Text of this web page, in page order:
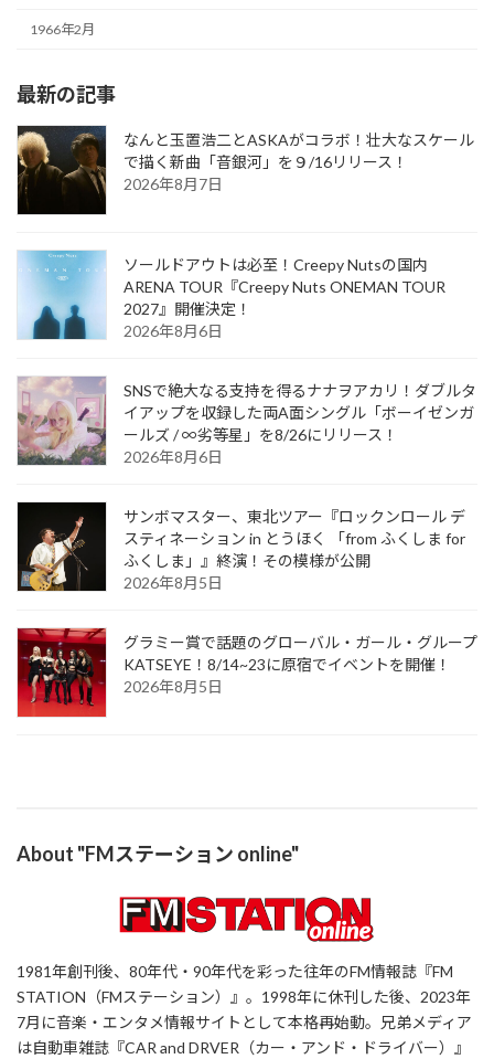
1966年2月
最新の記事
なんと玉置浩二とASKAがコラボ！壮大なスケール
で描く新曲「音銀河」を９/16リリース！
2026年8月7日
ソールドアウトは必至！Creepy Nutsの国内
ARENA TOUR『Creepy Nuts ONEMAN TOUR
2027』開催決定！
2026年8月6日
SNSで絶大なる支持を得るナナヲアカリ！ダブルタ
イアップを収録した両A面シングル「ボーイゼンガ
ールズ / ∞劣等星」を8/26にリリース！
2026年8月6日
サンボマスター、東北ツアー『ロックンロール デ
スティネーション in とうほく 「from ふくしま for
ふくしま」』終演！その模様が公開
2026年8月5日
グラミー賞で話題のグローバル・ガール・グループ
KATSEYE！8/14~23に原宿でイベントを開催！
2026年8月5日
About "FMステーション online"
1981年創刊後、80年代・90年代を彩った往年のFM情報誌『FM
STATION（FMステーション）』。1998年に休刊した後、2023年
7月に音楽・エンタメ情報サイトとして本格再始動。兄弟メディア
は自動車雑誌『CAR and DRVER（カー・アンド・ドライバー）』